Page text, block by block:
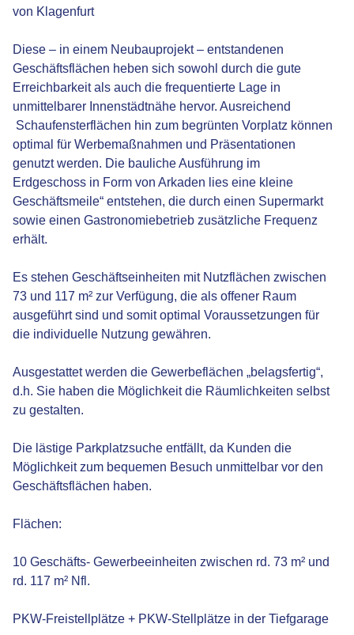
von Klagenfurt
Diese – in einem Neubauprojekt – entstandenen
Geschäftsflächen heben sich sowohl durch die gute
Erreichbarkeit als auch die frequentierte Lage in
unmittelbarer Innenstädtnähe hervor. Ausreichend
Schaufensterflächen hin zum begrünten Vorplatz können
optimal für Werbemaßnahmen und Präsentationen
genutzt werden. Die bauliche Ausführung im
Erdgeschoss in Form von Arkaden lies eine kleine
Geschäftsmeile“ entstehen, die durch einen Supermarkt
sowie einen Gastronomiebetrieb zusätzliche Frequenz
erhält.
Es stehen Geschäftseinheiten mit Nutzflächen zwischen
73 und 117 m² zur Verfügung, die als offener Raum
ausgeführt sind und somit optimal Voraussetzungen für
die individuelle Nutzung gewähren.
Ausgestattet werden die Gewerbeflächen „belagsfertig“,
d.h. Sie haben die Möglichkeit die Räumlichkeiten selbst
zu gestalten.
Die lästige Parkplatzsuche entfällt, da Kunden die
Möglichkeit zum bequemen Besuch unmittelbar vor den
Geschäftsflächen haben.
Flächen:
10 Geschäfts- Gewerbeeinheiten zwischen rd. 73 m² und
rd. 117 m² Nfl.
PKW-Freistellplätze + PKW-Stellplätze in der Tiefgarage